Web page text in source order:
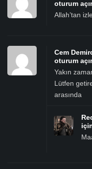
oturum
Allah’tan
Cem
oturum
Yakın
Lütfen
arasında